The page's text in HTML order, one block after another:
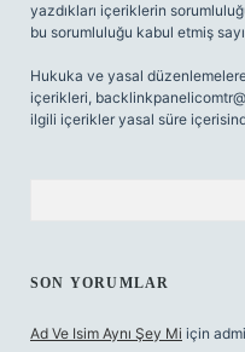
yazdıkları içeriklerin
bu sorumluluğu kabul etmiş
Hukuka ve yasal
içerikleri,
ilgili içerikler yasal süre
SON YORUMLAR
Ad Ve Isim Aynı Şey Mi için